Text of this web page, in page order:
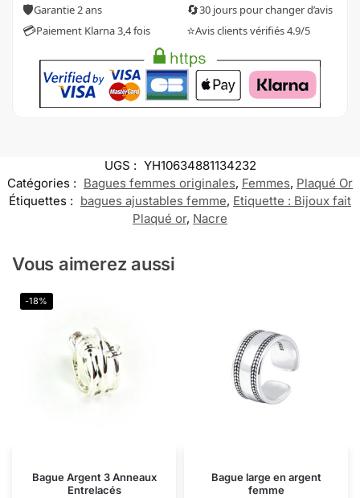
🛡️Garantie 2 ans 🔄30 jours pour changer d’avis
💳Paiement Klarna 3,4 fois ⭐Avis clients vérifiés 4.9/5
UGS : YH10634881134232
Catégories : Bagues femmes originales, Femmes, Plaqué Or
Étiquettes : bagues ajustables femme, Etiquette : Bijoux fait
Plaqué or, Nacre
Vous aimerez aussi
-18%
Bague Argent 3 Anneaux
Entrelacés
Bague large en argent
femme